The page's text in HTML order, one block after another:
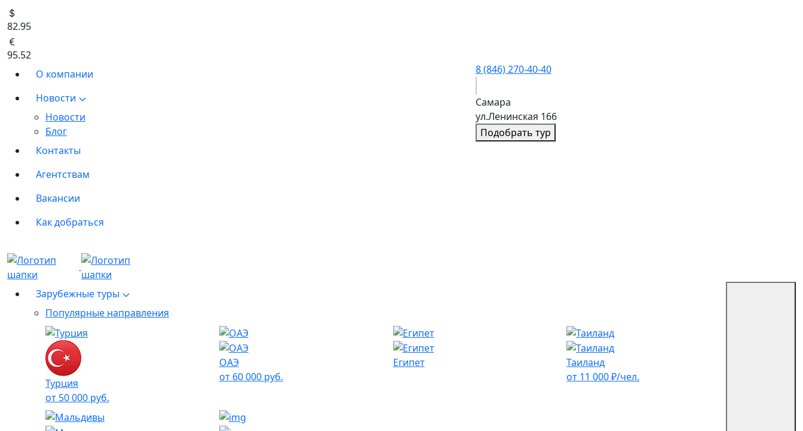
82.95
95.52
О компании
Новости
Новости
Блог
Контакты
Агентствам
Вакансии
Как добраться
8 (846) 270-40-40
Самара
ул.Ленинская 166
Подобрать тур
Зарубежные туры
Популярные направления
Турция
от 50 000 руб.
ОАЭ
от 60 000 руб.
Египет
Таиланд
от 11 000 ₽/чел.